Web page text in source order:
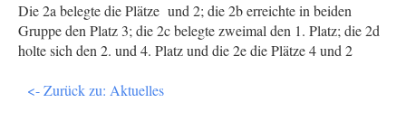
Die 2a belegte die Plätze und 2; die 2b erreichte in beiden
Gruppe den Platz 3; die 2c belegte zweimal den 1. Platz; die 2d
holte sich den 2. und 4. Platz und die 2e die Plätze 4 und 2
<- Zurück zu: Aktuelles